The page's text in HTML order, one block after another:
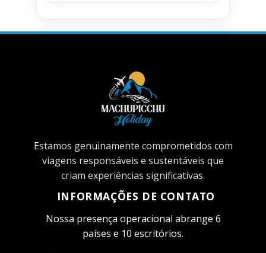
Estamos genuinamente comprometidos com
viagens responsáveis ​​e sustentáveis ​​que
criam experiências significativas.
INFORMAÇÕES DE CONTATO
Nossa presença operacional abrange 6
países e 10 escritórios.